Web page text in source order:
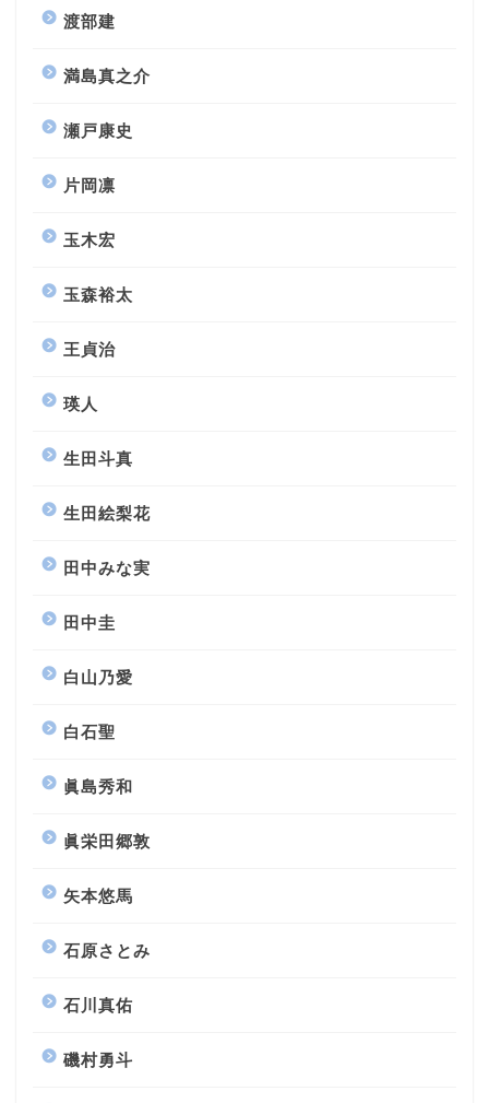
渡部建
満島真之介
瀬戸康史
片岡凛
玉木宏
玉森裕太
王貞治
瑛人
生田斗真
生田絵梨花
田中みな実
田中圭
白山乃愛
白石聖
眞島秀和
眞栄田郷敦
矢本悠馬
石原さとみ
石川真佑
磯村勇斗